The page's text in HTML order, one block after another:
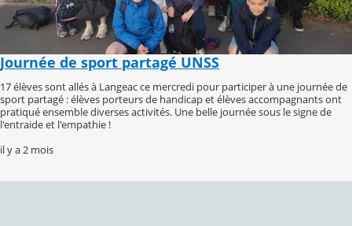
Journée de sport partagé UNSS
17 élèves sont allés à Langeac ce mercredi pour participer à une journée de
sport partagé : élèves porteurs de handicap et élèves accompagnants ont
pratiqué ensemble diverses activités. Une belle journée sous le signe de
l'entraide et l'empathie !
il y a 2 mois